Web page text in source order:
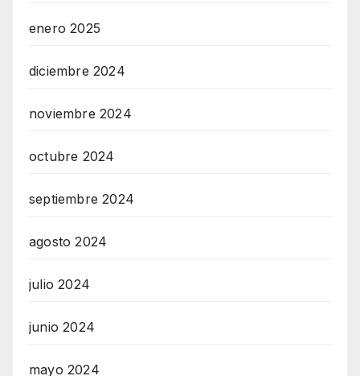
enero 2025
diciembre 2024
noviembre 2024
octubre 2024
septiembre 2024
agosto 2024
julio 2024
junio 2024
mayo 2024